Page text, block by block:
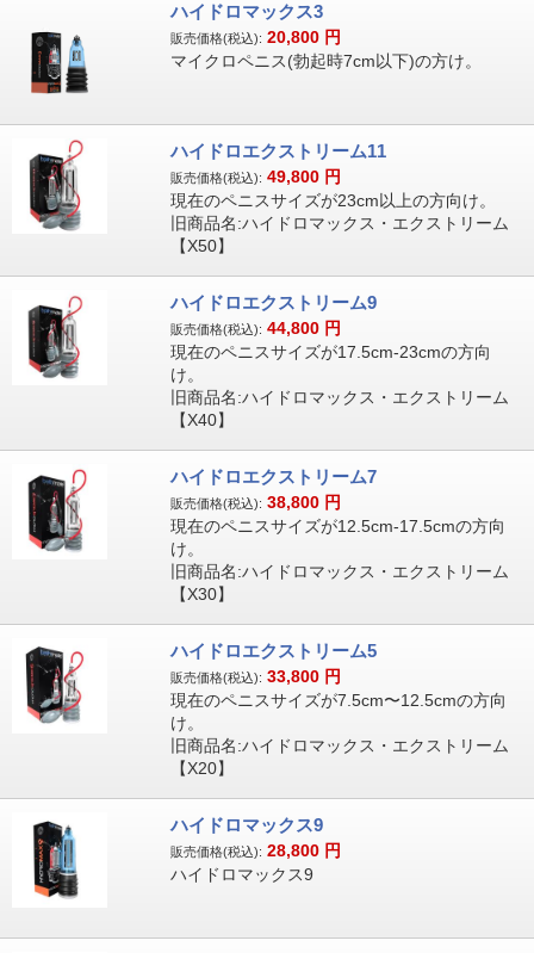
ハイドロマックス3
販売価格(税込): 20,800 円
マイクロペニス(勃起時7cm以下)の方け。
ハイドロエクストリーム11
販売価格(税込): 49,800 円
現在のペニスサイズが23cm以上の方向け。
旧商品名:ハイドロマックス・エクストリーム
【X50】
ハイドロエクストリーム9
販売価格(税込): 44,800 円
現在のペニスサイズが17.5cm-23cmの方向
け。
旧商品名:ハイドロマックス・エクストリーム
【X40】
ハイドロエクストリーム7
販売価格(税込): 38,800 円
現在のペニスサイズが12.5cm-17.5cmの方向
け。
旧商品名:ハイドロマックス・エクストリーム
【X30】
ハイドロエクストリーム5
販売価格(税込): 33,800 円
現在のペニスサイズが7.5cm〜12.5cmの方向
け。
旧商品名:ハイドロマックス・エクストリーム
【X20】
ハイドロマックス9
販売価格(税込): 28,800 円
ハイドロマックス9